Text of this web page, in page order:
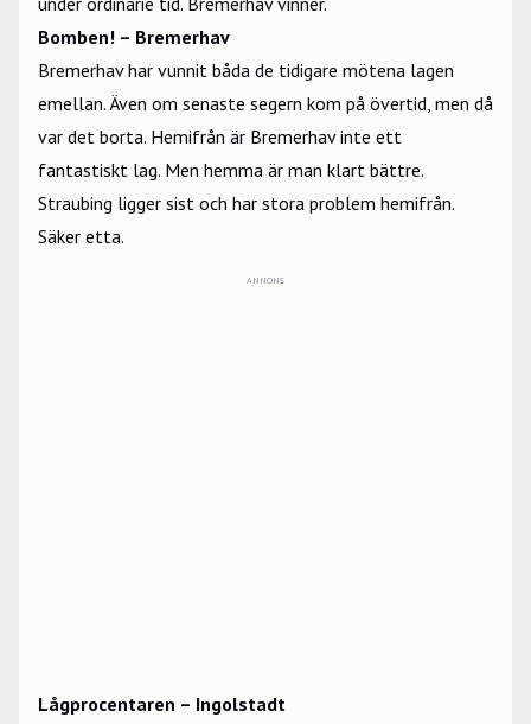
Bomben! – Bremerhav
Bremerhav har vunnit båda de tidigare mötena lagen
emellan. Även om senaste segern kom på övertid, men då
var det borta. Hemifrån är Bremerhav inte ett
fantastiskt lag. Men hemma är man klart bättre.
Straubing ligger sist och har stora problem hemifrån.
Säker etta.
ANNONS
Lågprocentaren – Ingolstadt